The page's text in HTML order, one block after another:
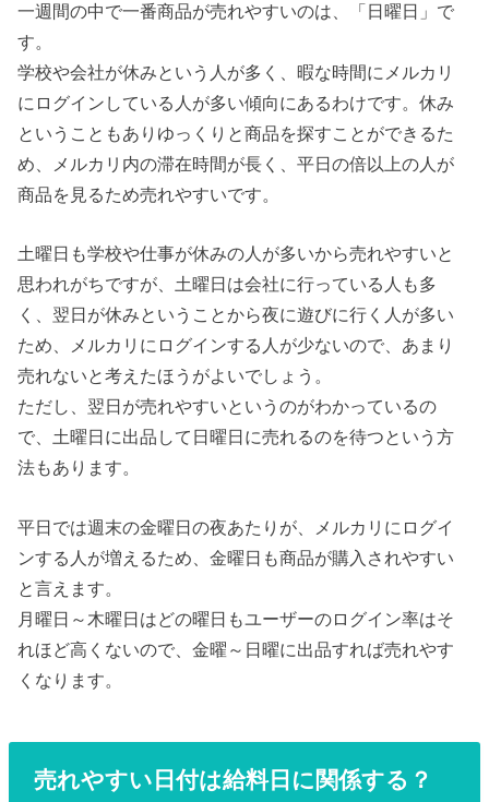
一週間の中で一番商品が売れやすいのは、「日曜日」で
す。
学校や会社が休みという人が多く、暇な時間にメルカリ
にログインしている人が多い傾向にあるわけです。休み
ということもありゆっくりと商品を探すことができるた
め、メルカリ内の滞在時間が長く、平日の倍以上の人が
商品を見るため売れやすいです。
土曜日も学校や仕事が休みの人が多いから売れやすいと
思われがちですが、土曜日は会社に行っている人も多
く、翌日が休みということから夜に遊びに行く人が多い
ため、メルカリにログインする人が少ないので、あまり
売れないと考えたほうがよいでしょう。
ただし、翌日が売れやすいというのがわかっているの
で、土曜日に出品して日曜日に売れるのを待つという方
法もあります。
平日では週末の金曜日の夜あたりが、メルカリにログイ
ンする人が増えるため、金曜日も商品が購入されやすい
と言えます。
月曜日～木曜日はどの曜日もユーザーのログイン率はそ
れほど高くないので、金曜～日曜に出品すれば売れやす
くなります。
売れやすい日付は給料日に関係する？